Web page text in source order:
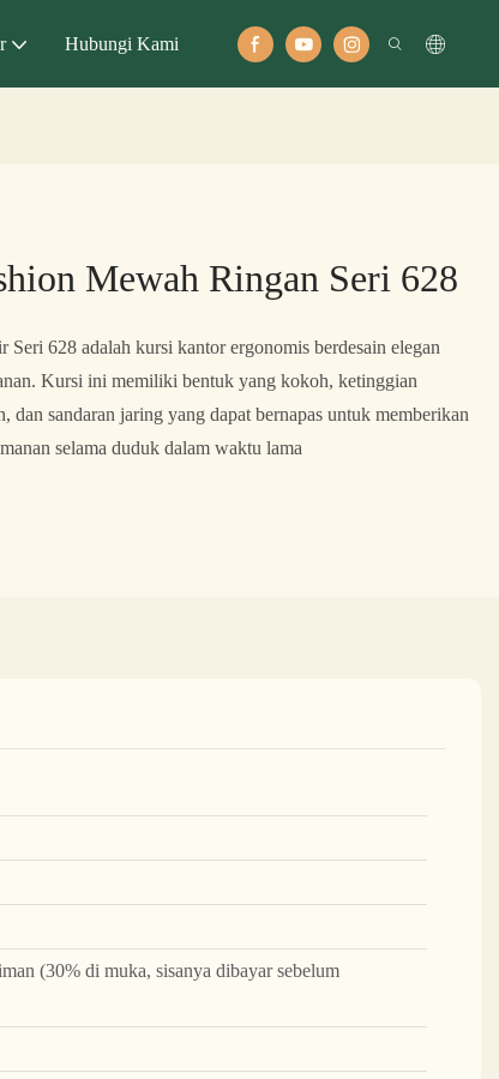
Hubungi Kami
Mewah Ringan Seri 628
628 adalah kursi kantor ergonomis berdesain elegan
Kursi ini memiliki bentuk yang kokoh, ketinggian
dan sandaran jaring yang dapat bernapas untuk memberikan
selama duduk dalam waktu lama
(30% di muka, sisanya dibayar sebelum